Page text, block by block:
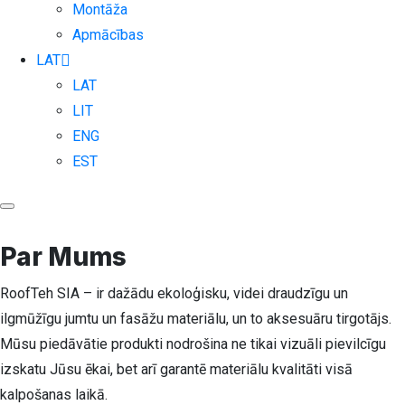
Montāža
Apmācības
LAT
LAT
LIT
ENG
EST
Par Mums
RoofTeh SIA – ir dažādu ekoloģisku, videi draudzīgu un
ilgmūžīgu jumtu un fasāžu materiālu, un to aksesuāru tirgotājs.
Mūsu piedāvātie produkti nodrošina ne tikai vizuāli pievilcīgu
izskatu Jūsu ēkai, bet arī garantē materiālu kvalitāti visā
kalpošanas laikā.